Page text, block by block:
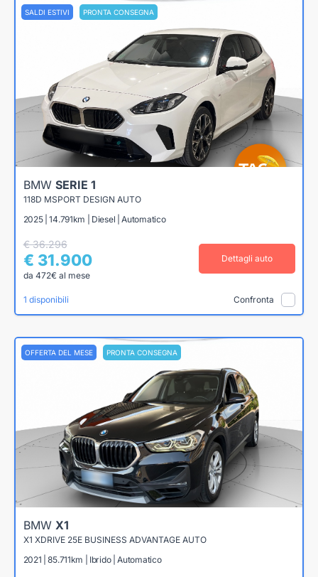
SALDI ESTIVI PRONTA CONSEGNA
BMW SERIE 1
118D MSPORT DESIGN AUTO
2025 | 14.791km | Diesel | Automatico
€ 36.296
€ 31.900
da 472€ al mese
Dettagli auto
1 disponibili Confronta
OFFERTA DEL MESE PRONTA CONSEGNA
BMW X1
X1 XDRIVE 25E BUSINESS ADVANTAGE AUTO
2021 | 85.711km | Ibrido | Automatico